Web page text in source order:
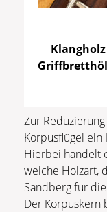
Zur
Korpusflügel ein
Hierbei handelt
weiche Holzart,
Sandberg für
Der Korpuskern